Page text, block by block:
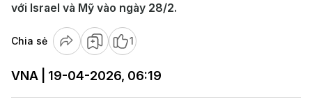
với Israel và Mỹ vào ngày 28/2.
Chia sẻ 1
VNA | 19-04-2026, 06:19